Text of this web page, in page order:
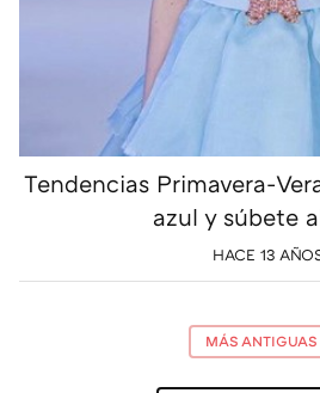
Tendencias Primavera-
azul y súbete
HACE 13
MÁS ANTIGUAS